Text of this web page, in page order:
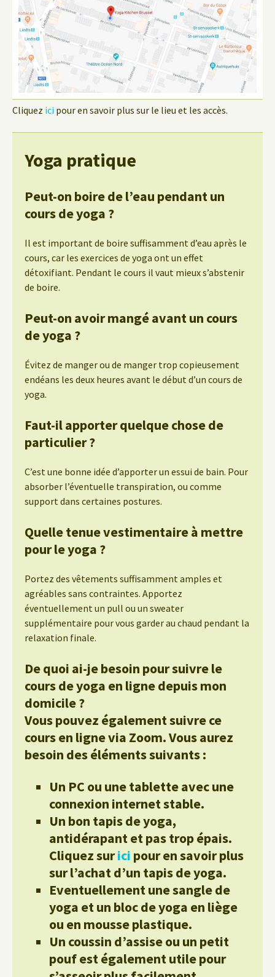
Cliquez ici pour en savoir plus sur le lieu et les accès.
Yoga pratique
Peut-on boire de l’eau pendant un
cours de yoga ?
Il est important de boire suffisamment d’eau après le
cours, car les exercices de yoga ont un effet
détoxifiant. Pendant le cours il vaut mieux s’abstenir
de boire.
Peut-on avoir mangé avant un cours
de yoga ?
Évitez de manger ou de manger trop copieusement
endéans les deux heures avant le début d’un cours de
yoga.
Faut-il apporter quelque chose de
particulier ?
C’est une bonne idée d’apporter un essui de bain. Pour
absorber l’éventuelle transpiration, ou comme
support dans certaines postures.
Quelle tenue vestimentaire à mettre
pour le yoga ?
Portez des vêtements suffisamment amples et
agréables sans contraintes. Apportez
éventuellement un pull ou un sweater
supplémentaire pour vous garder au chaud pendant la
relaxation finale.
De quoi ai-je besoin pour suivre le
cours de yoga en ligne depuis mon
domicile ?
Vous pouvez également suivre ce
cours en ligne via Zoom. Vous aurez
besoin des éléments suivants :
Un PC ou une tablette avec une
connexion internet stable.
Un bon tapis de yoga,
antidérapant et pas trop épais.
Cliquez surici pour en savoir plus
sur l’achat d’un tapis de yoga.
Eventuellement une sangle de
yoga et un bloc de yoga en liège
ou en mousse plastique.
Un coussin d’assise ou un petit
pouf est également utile pour